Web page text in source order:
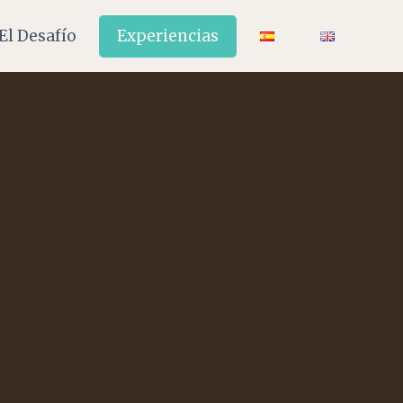
Desafío Experiencias